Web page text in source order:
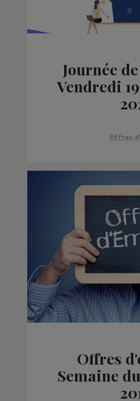
Journée
Vendredi
Offres
Offres
Semaine